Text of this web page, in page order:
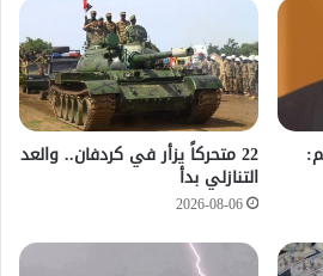
22 متحركاً يزأر في كردفان.. والعد
التنازلي بدأ
2026-08-06